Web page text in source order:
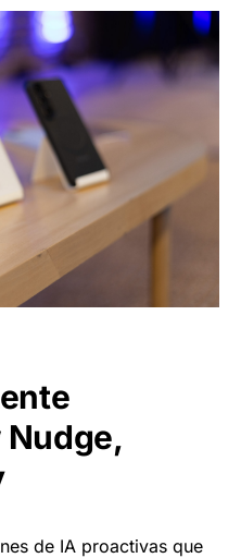
de IA proactivas que